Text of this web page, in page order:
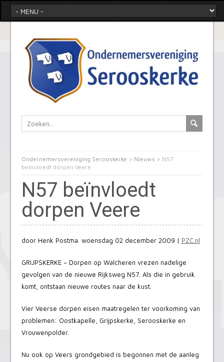
Ondernemersvereniging Serooskerke > Nieuws > N57
beïnvloedt dorpen Veere
N57 beïnvloedt
dorpen Veere
door Henk Postma. woensdag 02 december 2009 | PZC.nl
GRIJPSKERKE – Dorpen op Walcheren vrezen nadelige
gevolgen van de nieuwe Rijksweg N57. Als die in gebruik
komt, ontstaan nieuwe routes naar de kust.
Vier Veerse dorpen eisen maatregelen ter voorkoming van
problemen: Oostkapelle, Grijpskerke, Serooskerke en
Vrouwenpolder.
Nu ook op Veers grondgebied is begonnen met de aanleg